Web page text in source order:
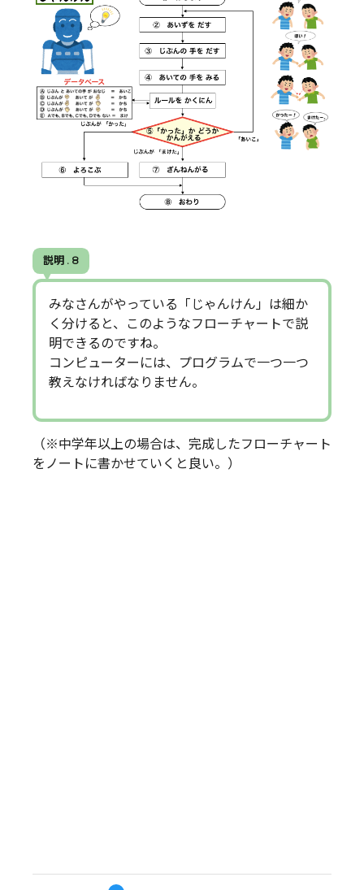
説明 . 8
みなさんがやっている「じゃんけん」は細か
く分けると、このようなフローチャートで説
明できるのですね。
コンピューターには、プログラムで一つ一つ
教えなければなりません。
（※中学年以上の場合は、完成したフローチャート
をノートに書かせていくと良い。）